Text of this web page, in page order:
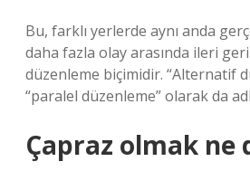
Bu, farklı yerlerde aynı anda
daha fazla olay arasında ileri
düzenleme biçimidir. “Alternatif
“paralel düzenleme” olarak da
Çapraz olmak ne